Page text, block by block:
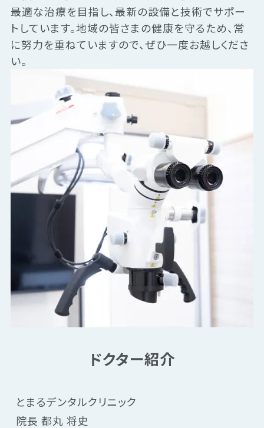
最適な治療を目指し、最新の設備と技術でサポー
トしています。地域の皆さまの健康を守るため、常
に努力を重ねていますので、ぜひ一度お越しくださ
い。
ドクター紹介
とまるデンタルクリニック
院長 都丸 将史